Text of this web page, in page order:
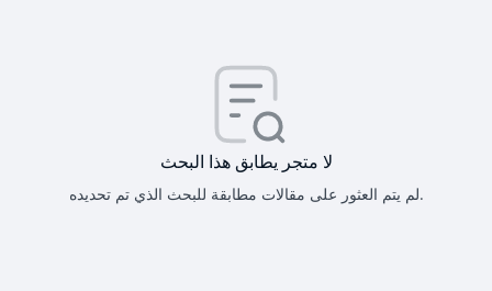
لا متجر يطابق هذا البحث
لم يتم العثور على مقالات مطابقة للبحث الذي تم تحديده.